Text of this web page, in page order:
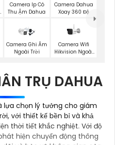
Camera Ip Có
Thu Ậm Dahua
Camera Dahua
Xoay 360 Độ
Camera Ghi Âm
Ngoài Trời
Camera Wifi
Hikvision Ngoài
TRỤ DAHUA
lựa chọn lý tưởng cho giám
với thiết kế bền bỉ và khả
thời tiết khắc nghiệt. Với độ
hiện chuyển động thông